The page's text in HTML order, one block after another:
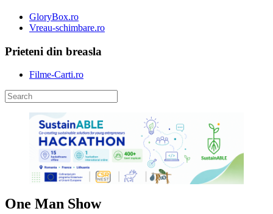
GloryBox.ro
Vreau-schimbare.ro
Prieteni din breasla
Filme-Carti.ro
One Man Show